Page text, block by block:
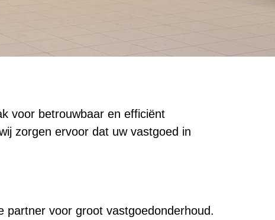
voor betrouwbaar en efficiënt
zorgen ervoor dat uw vastgoed in
partner voor groot vastgoedonderhoud.